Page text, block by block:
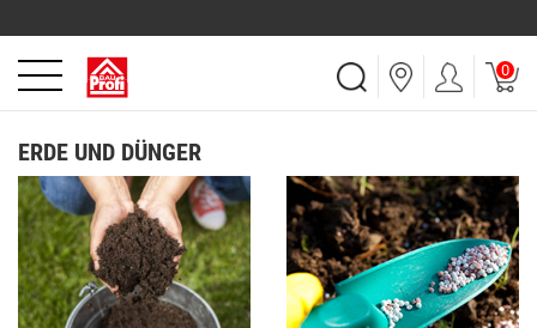
0
ERDE UND DÜNGER